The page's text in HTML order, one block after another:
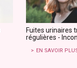
Fuites urinaires
régulières -
EN SAVOIR